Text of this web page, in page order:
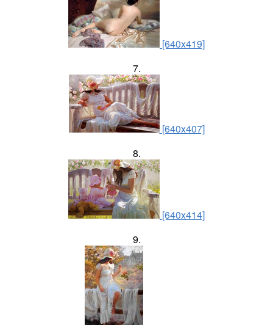
[640x419]
7.
[640x407]
8.
[640x414]
9.